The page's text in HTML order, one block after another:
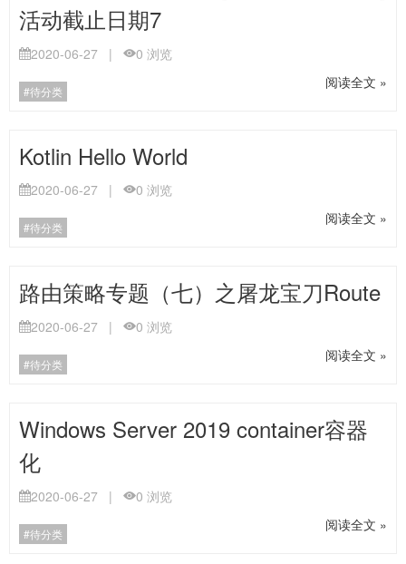
活动截止日期7
2020-06-27 | 0 浏览
待分类
阅读全文 »
Kotlin Hello World
2020-06-27 | 0 浏览
待分类
阅读全文 »
路由策略专题（七）之屠龙宝刀Route
2020-06-27 | 0 浏览
待分类
阅读全文 »
Windows Server 2019 container容器
化
2020-06-27 | 0 浏览
待分类
阅读全文 »